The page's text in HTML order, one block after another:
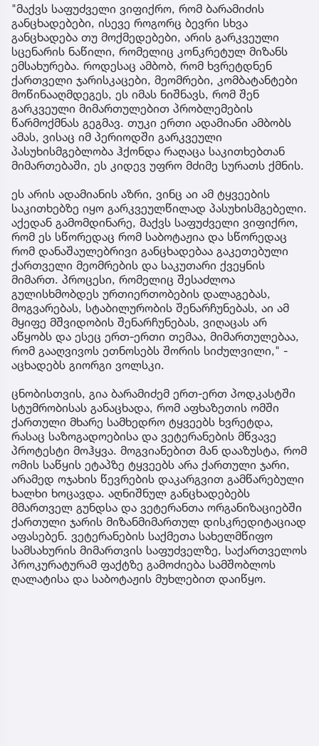
"მაქვს საფუძველი ვიფიქრო, რომ ბარამიძის
განცხადებები, ისევე როგორც ბევრი სხვა
განცხადება თუ მოქმედებები, არის გარკვეული
სცენარის ნაწილი, რომელიც კონკრეტულ მიზანს
ემსახურება. როდესაც ამბობ, რომ ხვრეტდნენ
ქართველი ჯარისკაცები, მეომრები, კომბატანტები
მოწინააღმდეგეს, ეს იმას ნიშნავს, რომ შენ
გარკვეული მიმართულებით პრობლემების
წარმოქმნას გეგმავ. თუკი ერთი ადამიანი ამბობს
ამას, ვისაც იმ პერიოდში გარკვეული
პასუხისმგებლობა ჰქონდა რაღაცა საკითხებთან
მიმართებაში, ეს კიდევ უფრო მძიმე სურათს ქმნის.
ეს არის ადამიანის აზრი, ვინც აი ამ ტყვეების
საკითხებზე იყო გარკვეულწილად პასუხისმგებელი.
აქედან გამომდინარე, მაქვს საფუძველი ვიფიქრო,
რომ ეს სწორედაც რომ საბოტაჟია და სწორედაც
რომ დანაშაულებრივი განცხადებაა გაკეთებული
ქართველი მეომრების და საკუთარი ქვეყნის
მიმართ. პროცესი, რომელიც შესაძლოა
გულისხმობდეს ურთიერთობების დალაგებას,
მოგვარებას, სტაბილურობის შენარჩუნებას, აი ამ
მყიფე მშვიდობის შენარჩუნებას, ვიღაცას არ
აწყობს და ესეც ერთ-ერთი თემაა, მიმართულებაა,
რომ გააღვივოს ეთნოსებს შორის სიძულვილი," -
აცხადებს გიორგი ვოლსკი.
ცნობისთვის, გია ბარამიძემ ერთ-ერთ პოდკასტში
სტუმრობისას განაცხადა, რომ აფხაზეთის ომში
ქართული მხარე სამხედრო ტყვეებს ხვრეტდა,
რასაც საზოგადოებისა და ვეტერანების მწვავე
პროტესტი მოჰყვა. მოგვიანებით მან დააზუსტა, რომ
ომის საწყის ეტაპზე ტყვეებს არა ქართული ჯარი,
არამედ ოჯახის წევრების დაკარგვით გამწარებული
ხალხი ხოცავდა. აღნიშნულ განცხადებებს
მმართველ გუნდსა და ვეტერანთა ორგანიზაციებში
ქართული ჯარის მიზანმიმართულ დისკრედიტაციად
აფასებენ. ვეტერანების საქმეთა სახელმწიფო
სამსახურის მიმართვის საფუძველზე, საქართველოს
პროკურატურამ ფაქტზე გამოძიება სამშობლოს
ღალატისა და საბოტაჟის მუხლებით დაიწყო.